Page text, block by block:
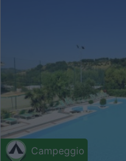
Campeggio